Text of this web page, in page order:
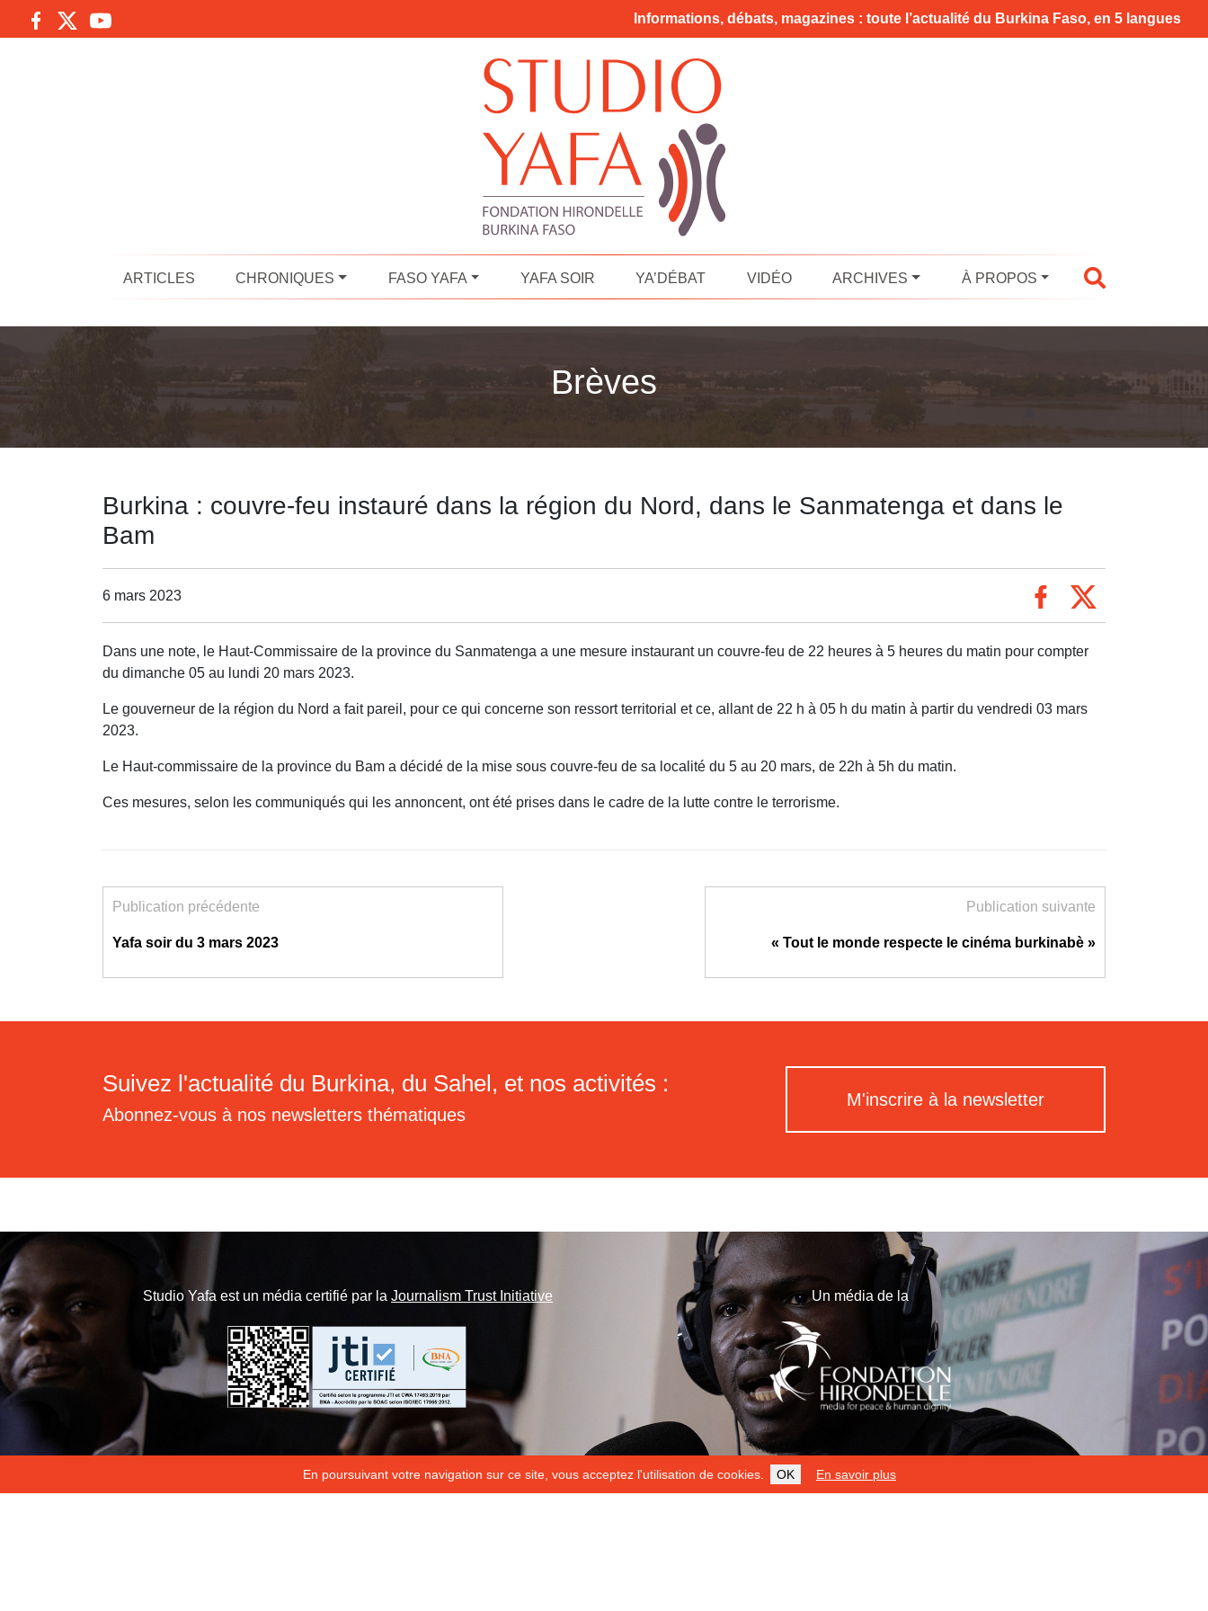
En poursuivant votre navigation sur ce site, vous acceptez l'utilisation de cookies. OK En savoir plus
Informations, débats, magazines : toute l’actualité du Burkina Faso, en 5 langues
ARTICLES CHRONIQUES FASO YAFA YAFA SOIR YA’DÉBAT VIDÉO ARCHIVES À PROPOS
Brèves
Burkina : couvre-feu instauré dans la région du Nord, dans le Sanmatenga et dans le
Bam
6 mars 2023
Dans une note, le Haut-Commissaire de la province du Sanmatenga a une mesure instaurant un couvre-feu de 22 heures à 5 heures du matin pour compter
du dimanche 05 au lundi 20 mars 2023.
Le gouverneur de la région du Nord a fait pareil, pour ce qui concerne son ressort territorial et ce, allant de 22 h à 05 h du matin à partir du vendredi 03 mars
2023.
Le Haut-commissaire de la province du Bam a décidé de la mise sous couvre-feu de sa localité du 5 au 20 mars, de 22h à 5h du matin.
Ces mesures, selon les communiqués qui les annoncent, ont été prises dans le cadre de la lutte contre le terrorisme.
Publication précédente
Yafa soir du 3 mars 2023
Publication suivante
« Tout le monde respecte le cinéma burkinabè »
Suivez l'actualité du Burkina, du Sahel, et nos activités :
Abonnez-vous à nos newsletters thématiques
M'inscrire à la newsletter
Studio Yafa est un média certifié par la Journalism Trust Initiative Un média de la
ILS NOUS SOUTIENNENT